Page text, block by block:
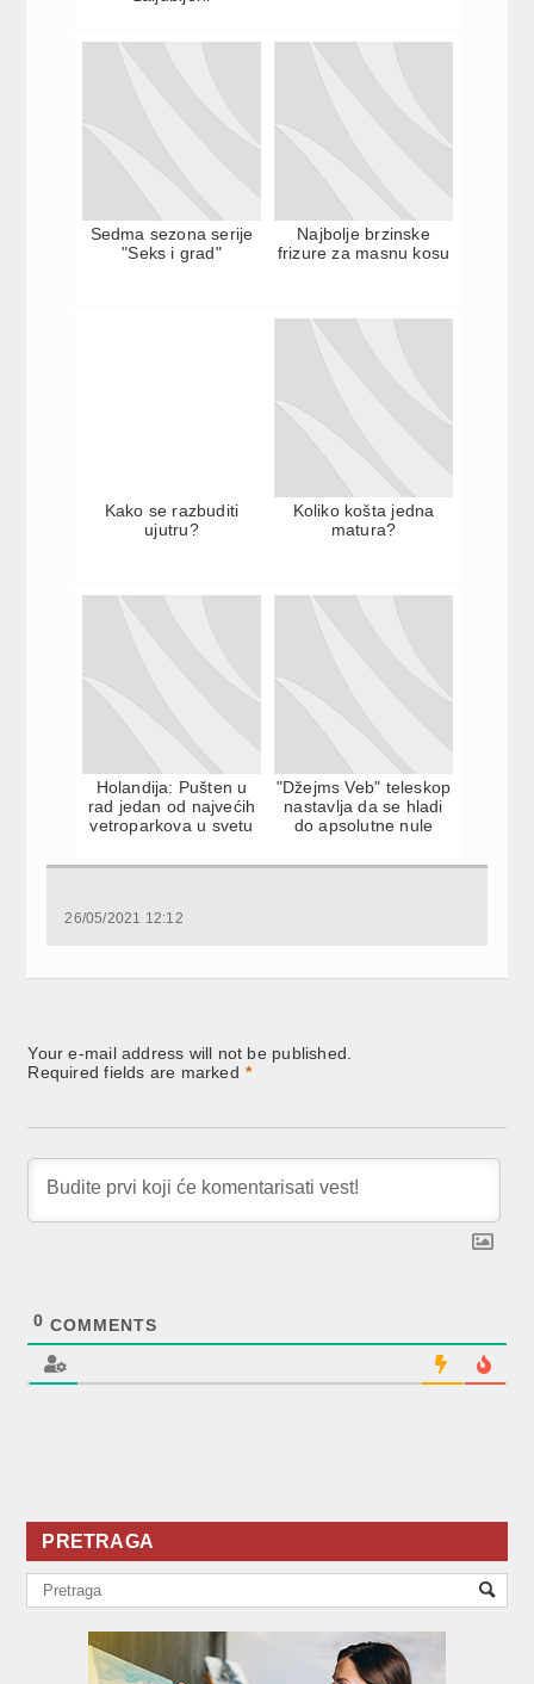
Sedma sezona serije
"Seks i grad"
Najbolje brzinske
frizure za masnu kosu
Kako se razbuditi
ujutru?
Koliko košta jedna
matura?
Holandija: Pušten u
rad jedan od najvećih
vetroparkova u svetu
"Džejms Veb" teleskop
nastavlja da se hladi
do apsolutne nule
26/05/2021 12:12
Your e-mail address will not be published.
Required fields are marked *
0 COMMENTS
PRETRAGA